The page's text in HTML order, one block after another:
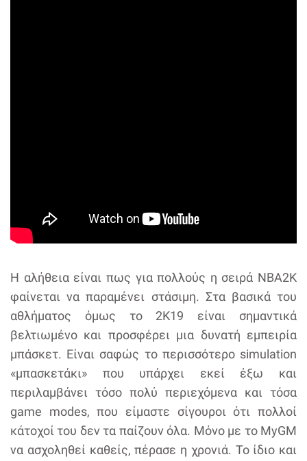
Η αλήθεια είναι πως για πολλούς η σειρά NBA2Κ
φαίνεται να παραμένει στάσιμη. Στα βασικά του
αθλήματος όμως το 2K19 είναι σημαντικά
βελτιωμένο και προσφέρει μια δυνατή εμπειρία
μπάσκετ. Είναι σαφώς το περισσότερο simulation
«μπασκετάκι» που υπάρχει εκεί έξω και
περιλαμβάνει τόσο πολύ περιεχόμενα και τόσα
game modes, που είμαστε σίγουροι ότι πολλοί
κάτοχοί του δεν τα παίζουν όλα. Μόνο με το MyGM
να ασχοληθεί καθείς, πέρασε η χρονιά. Το ίδιο και